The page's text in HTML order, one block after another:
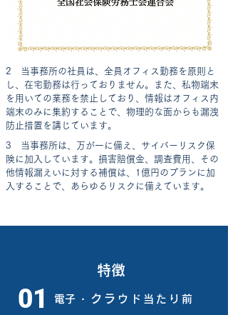
2 当事務所の社員は、全員オフィス勤務を原則と
し、在宅勤務は行っておりません。また、私物端末
を用いての業務を禁止しており、情報はオフィス内
端末のみに集約することで、物理的な面からも漏洩
防止措置を講じています。
3 ​当事務所は、万が一に備え、サイバーリスク保
険に加入しています。損害賠償金、調査費用、その
他情報漏えいに対する補償は、1億円のプランに加
入することで、あらゆるリスクに備えています。
​特徴
01 ​電子・ クラ ウド当たり前